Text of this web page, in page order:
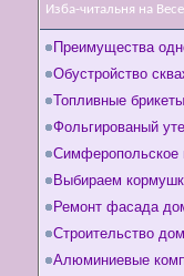
Изба-читальня на
Преимущества
Обустройство
Топливные
Фольгированый
Симферопольское
Выбираем
Ремонт фасада
Строительство
Алюминиевые